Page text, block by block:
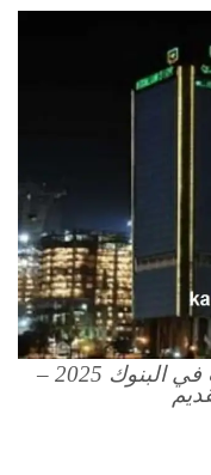
شروط قرض اصحاب المعاشات في البنوك 2025 –